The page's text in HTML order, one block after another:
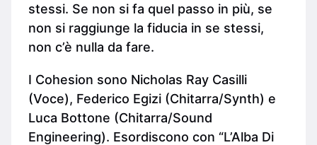
stessi. Se non si fa quel passo in più, se
non si raggiunge la fiducia in se stessi,
non c’è nulla da fare.
I Cohesion sono Nicholas Ray Casilli
(Voce), Federico Egizi (Chitarra/Synth) e
Luca Bottone (Chitarra/Sound
Engineering). Esordiscono con “L’Alba Di